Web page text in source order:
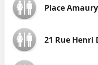
Place
21 Rue Henri